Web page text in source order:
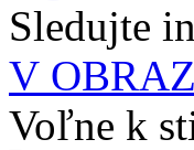
Sledujte
V
Voľne k